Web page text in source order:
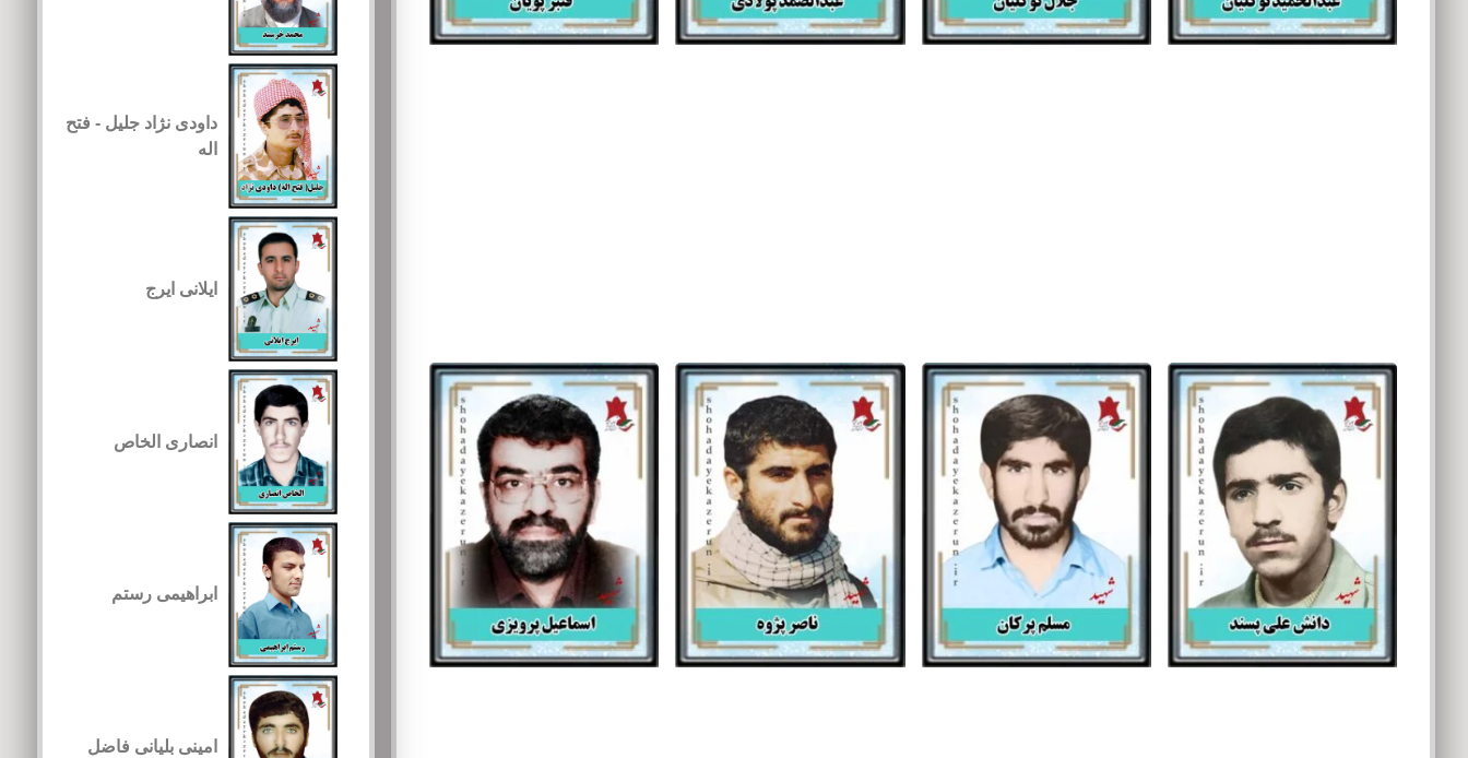
داودی نژاد جلیل - فتح
اله
ایلانی ایرج
انصاری الخاص
ابراهیمی رستم
امینی بلیانی فاضل